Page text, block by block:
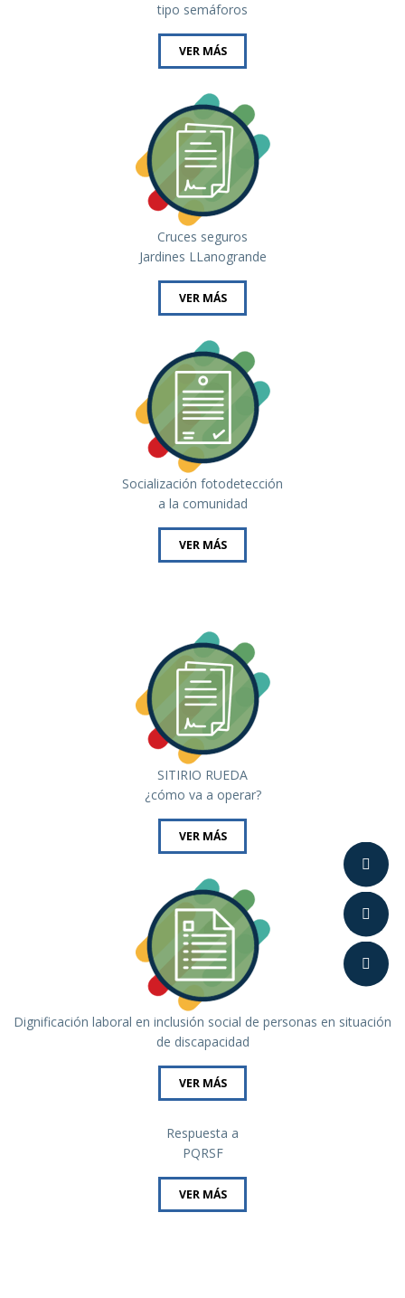
tipo semáforos
VER MÁS
Cruces seguros
Jardines LLanogrande
VER MÁS
Socialización fotodetección
a la comunidad
VER MÁS
SITIRIO RUEDA
¿cómo va a operar?
VER MÁS
Dignificación laboral en inclusión social de personas en situación
de discapacidad
VER MÁS
Respuesta a
PQRSF
VER MÁS